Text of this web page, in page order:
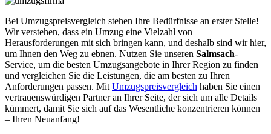
Bei Umzugspreisvergleich stehen Ihre Bedürfnisse an erster Stelle!
Wir verstehen, dass ein Umzug eine Vielzahl von
Herausforderungen mit sich bringen kann, und deshalb sind wir hier,
um Ihnen den Weg zu ebnen. Nutzen Sie unseren Salmsach-
Service, um die besten Umzugsangebote in Ihrer Region zu finden
und vergleichen Sie die Leistungen, die am besten zu Ihren
Anforderungen passen. MitUmzugspreisvergleich haben Sie einen
vertrauenswürdigen Partner an Ihrer Seite, der sich um alle Details
kümmert, damit Sie sich auf das Wesentliche konzentrieren können
– Ihren Neuanfang!